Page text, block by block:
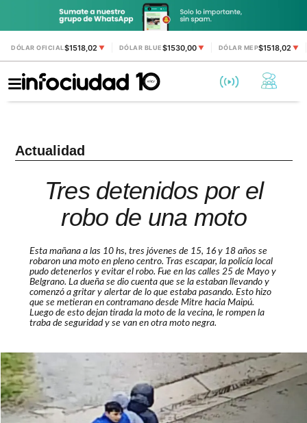
DÓLAR OFICIAL$1518,02 ▼ DÓLAR BLUE$1530,00 ▼ DÓLAR MEP$1518,02 ▼
Actualidad
Tres detenidos por el
robo de una moto
Esta mañana a las 10 hs, tres jóvenes de 15, 16 y 18 años se
robaron una moto en pleno centro. Tras escapar, la policía local
pudo detenerlos y evitar el robo. Fue en las calles 25 de Mayo y
Belgrano. La dueña se dio cuenta que se la estaban llevando y
comenzó a gritar y alertar de lo que estaba pasando. Esto hizo
que se metieran en contramano desde Mitre hacia Maipú.
Luego de esto dejan tirada la moto de la vecina, le rompen la
traba de seguridad y se van en otra moto negra.